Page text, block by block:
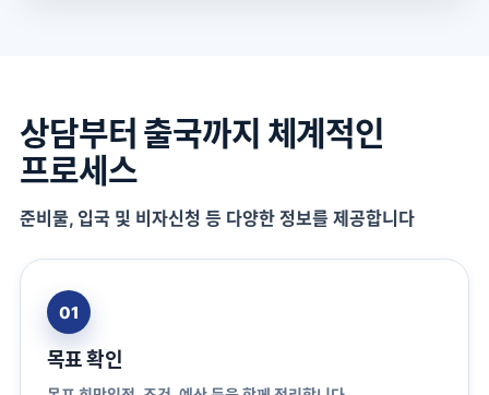
상담부터 출국까지 체계적인
프로세스
준비물, 입국 및 비자신청 등 다양한 정보를 제공합니다
01
목표 확인